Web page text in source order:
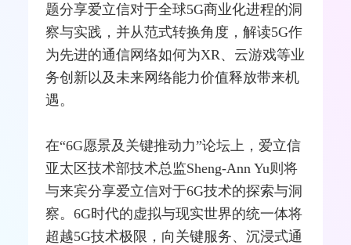
题分享爱立信对于全球5G商业化进程的洞
察与实践，并从范式转换角度，解读5G作
为先进的通信网络如何为XR、云游戏等业
务创新以及未来网络能力价值释放带来机
遇。
在“6G愿景及关键推动力”论坛上，爱立信
亚太区技术部技术总监Sheng-Ann Yu则将
与来宾分享爱立信对于6G技术的探索与洞
察。6G时代的虚拟与现实世界的统一体将
超越5G技术极限，向关键服务、沉浸式通